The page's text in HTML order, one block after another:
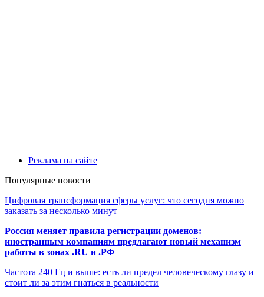
Реклама на сайте
Популярные новости
Цифровая трансформация сферы услуг: что сегодня можно
заказать за несколько минут
Россия меняет правила регистрации доменов:
иностранным компаниям предлагают новый механизм
работы в зонах .RU и .РФ
Частота 240 Гц и выше: есть ли предел человеческому глазу и
стоит ли за этим гнаться в реальности